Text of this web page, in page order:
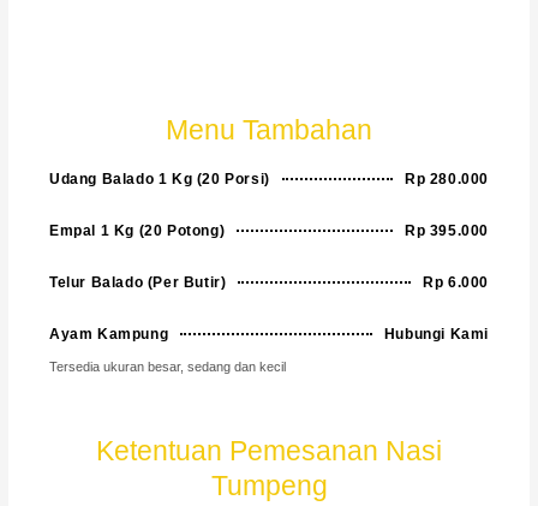
Menu Tambahan
Udang Balado 1 Kg (20 Porsi) Rp 280.000
Empal 1 Kg (20 Potong) Rp 395.000
Telur Balado (Per Butir) Rp 6.000
Ayam Kampung Hubungi Kami
Tersedia ukuran besar, sedang dan kecil
Ketentuan Pemesanan Nasi
Tumpeng